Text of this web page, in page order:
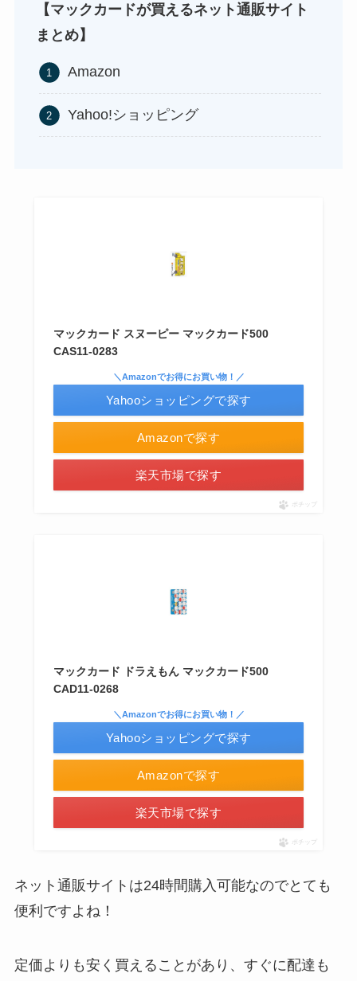
シャチハタはどこに売ってる？100均やロフトで買
える！
冷凍ペットボトルはどこに売ってる？ドンキやセ
マックカードはどこで買える？Amazonや金券ショ
ップに売ってる！
五家宝はどこで買える？取扱店はスーパーや百貨
アサイーの冷凍はどこに売ってる？コストコや業
食紅はどこで買える？ダイソーやセリアなどの100
均で売ってる？
LANケーブルはどこで買える？ドンキや100均に売
ってる！
【マックカードが買えるネット通販サイト
まとめ】
Amazon
Yahoo!ショッピング
マックカード スヌーピー マックカード500
CAS11-0283
Amazonで探す
楽天市場で探す
＼Amazonでお得にお買い物！／
Yahooショッピングで探す
ポチップ
マックカード ドラえもん マックカード500
CAD11-0268
Amazonで探す
楽天市場で探す
＼Amazonでお得にお買い物！／
Yahooショッピングで探す
ポチップ
ネット通販サイトは24時間購入可能なのでとても
便利ですよね！
定価よりも安く買えることがあり、すぐに配達も